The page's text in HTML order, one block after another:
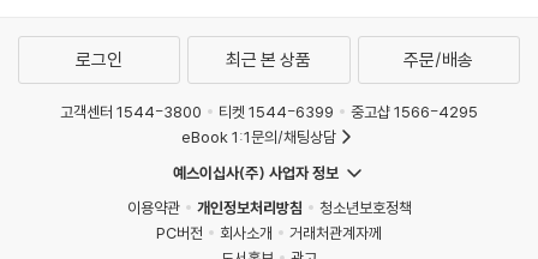
로그인 최근 본 상품 주문/배송
고객센터 1544-3800 티켓 1544-6399
중고샵 1566-4295
eBook 1:1문의/채팅상담
예스이십사(주) 사업자 정보
이용약관
개인정보처리방침
청소년보호정책
PC버전
회사소개
거래처관계자께